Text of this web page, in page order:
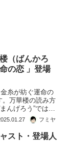
（ばんかろ
の恋 」登場
糸が紡ぐ運命の
。万華楼の読み方
んげろう”ではあ
。代宗皇帝の治
からようやく立
クロードの中継
フミヤ
スト・登場人